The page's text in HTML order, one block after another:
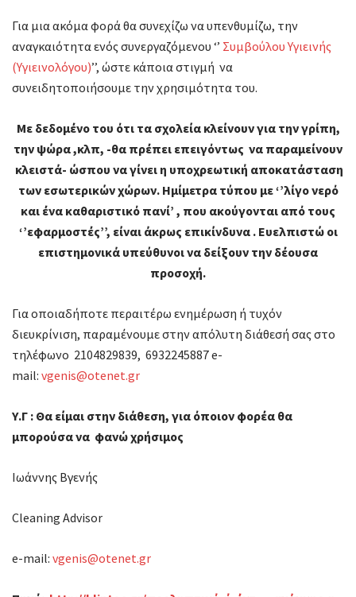
Για μια ακόμα φορά θα συνεχίζω να υπενθυμίζω, την
αναγκαιότητα ενός συνεργαζόμενου ‘’ Συμβούλου Υγιεινής
(Υγιεινολόγου)’’, ώστε κάποια στιγμή να
συνειδητοποιήσουμε την χρησιμότητα του.
Με δεδομένο του ότι τα σχολεία κλείνουν για την γρίπη,
την ψώρα ,κλπ, -θα πρέπει επειγόντως να παραμείνουν
κλειστά- ώσπου να γίνει η υποχρεωτική αποκατάσταση
των εσωτερικών χώρων. Ημίμετρα τύπου με ‘’λίγο νερό
και ένα καθαριστικό πανί’ , που ακούγονται από τους
‘’εφαρμοστές’’, είναι άκρως επικίνδυνα . Ευελπιστώ οι
επιστημονικά υπεύθυνοι να δείξουν την δέουσα
προσοχή.
Για οποιαδήποτε περαιτέρω ενημέρωση ή τυχόν
διευκρίνιση, παραμένουμε στην απόλυτη διάθεσή σας στο
τηλέφωνο 2104829839, 6932245887 e-
mail: vgenis@otenet.gr
Υ.Γ : Θα είμαι στην διάθεση, για όποιον φορέα θα
μπορούσα να φανώ χρήσιμος
Ιωάννης Βγενής
Cleaning Advisor
e-mail: vgenis@otenet.gr